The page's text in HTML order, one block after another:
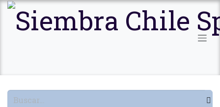
Ir al contenido